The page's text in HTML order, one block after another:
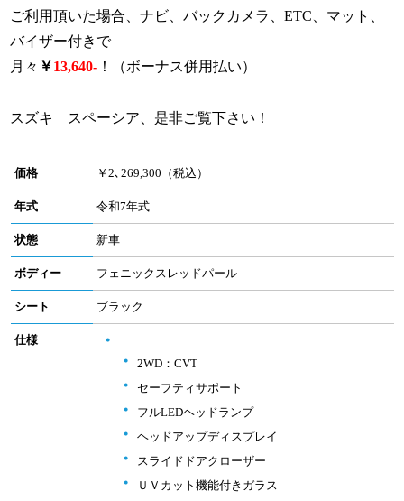
ご利用頂いた場合、ナビ、バックカメラ、ETC、マット、
バイザー付きで
月々 ￥13,640- ！（ボーナス併用払い）
スズキ スペーシア、是非ご覧下さい！
価格 ￥2､269,300（税込）
年式 令和7年式
状態 新車
ボディー フェニックスレッドパール
シート ブラック
仕様
2WD：CVT
セーフティサポート
フルLEDヘッドランプ
ヘッドアップディスプレイ
スライドドアクローザー
ＵＶカット機能付きガラス